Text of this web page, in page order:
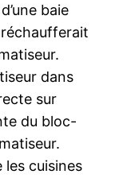
baie
dans
sur
du bloc-
les cuisines